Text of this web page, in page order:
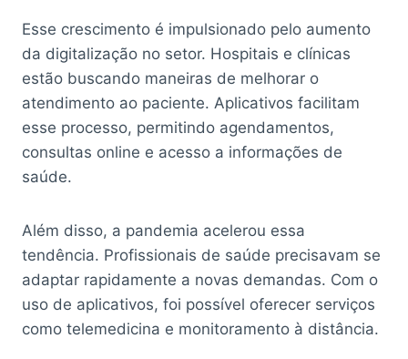
Esse crescimento é impulsionado pelo aumento
da digitalização no setor. Hospitais e clínicas
estão buscando maneiras de melhorar o
atendimento ao paciente. Aplicativos facilitam
esse processo, permitindo agendamentos,
consultas online e acesso a informações de
saúde.
Além disso, a pandemia acelerou essa
tendência. Profissionais de saúde precisavam se
adaptar rapidamente a novas demandas. Com o
uso de aplicativos, foi possível oferecer serviços
como telemedicina e monitoramento à distância.